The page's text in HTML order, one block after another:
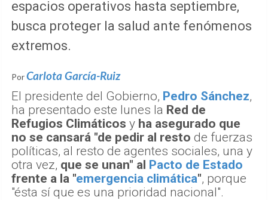
espacios operativos hasta septiembre,
busca proteger la salud ante fenómenos
extremos.
PorCarlota García-Ruiz
El presidente del Gobierno, Pedro Sánchez,
ha presentado este lunes la Red de
Refugios Climáticos y ha asegurado que
no se cansará "de pedir al resto de fuerzas
políticas, al resto de agentes sociales, una y
otra vez, que se unan" al Pacto de Estado
frente a la "emergencia climática", porque
"ésta sí que es una prioridad nacional".